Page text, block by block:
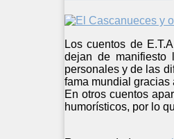
Los cuentos de
dejan de manifiesto
personales y de las
fama mundial gracias
En otros cuentos
humorísticos, por lo